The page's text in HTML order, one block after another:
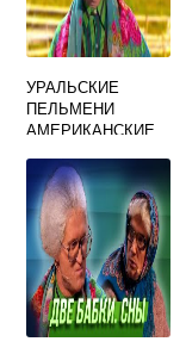
УРАЛЬСКИЕ
ПЕЛЬМЕНИ
АМЕРИКАНСКИЕ